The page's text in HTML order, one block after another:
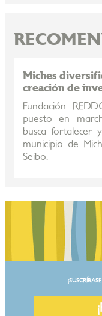
Miches
creación de
Fundación
puesto en
busca fortalecer
municipio de
Seibo.